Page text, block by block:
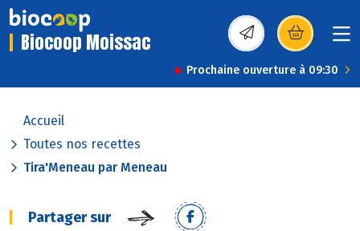
Biocoop Moissac (s’ouvre dans une
Prochaine ouverture à 09:30
Accueil
Toutes nos recettes
Tira'Meneau par Meneau
Partager sur